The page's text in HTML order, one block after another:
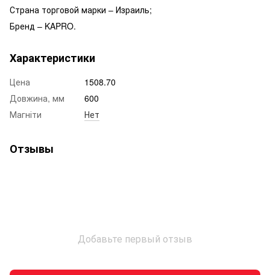
Страна торговой марки – Израиль;
Бренд – KAPRO.
Характеристики
Цена
1508.70
Довжина, мм
600
Магніти
Нет
Отзывы
Добавьте первый отзыв